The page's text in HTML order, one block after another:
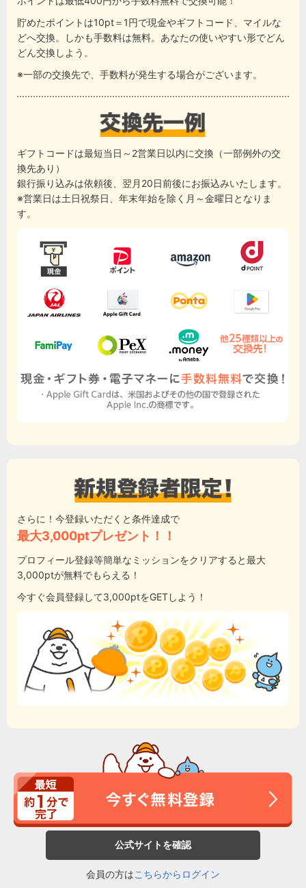
貯めたポイントは10pt＝1円で現金やギフトコード、マイルな
どへ交換。しかも手数料は無料。あなたの使いやすい形でどん
どん交換しよう。
※一部の交換先で、手数料が発生する場合がございます。
ギフトコードは最短当日～2営業日以内に交換（一部例外の交
換先あり）
銀行振り込みは依頼後、翌月20日前後にお振込みいたします。
※営業日は土日祝祭日、年末年始を除く月～金曜日となりま
す。
さらに！今登録いただくと条件達成で
最大3,000ptプレゼント！！
プロフィール登録等簡単なミッションをクリアすると最大
3,000ptが無料でもらえる！
今すぐ会員登録して3,000ptをGETしよう！
公式サイトを確認
会員の方はこちらからログイン